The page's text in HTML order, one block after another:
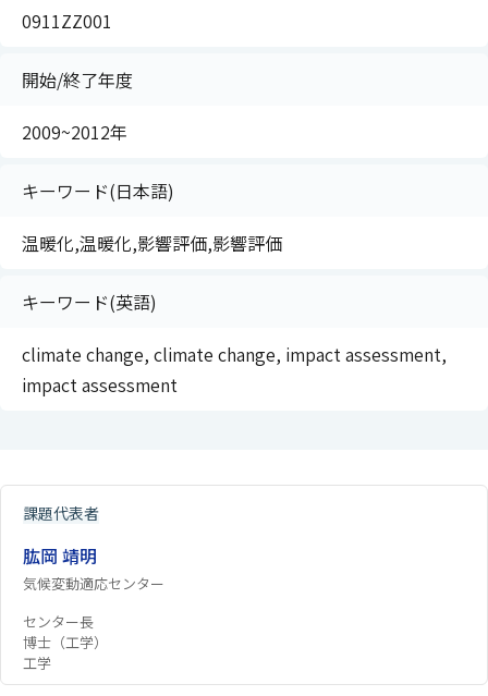
0911ZZ001
開始/終了年度
2009~2012年
キーワード(日本語)
温暖化,温暖化,影響評価,影響評価
キーワード(英語)
climate change, climate change, impact assessment,
impact assessment
課題代表者
肱岡 靖明
気候変動適応センター
センター長
博士（工学）
工学